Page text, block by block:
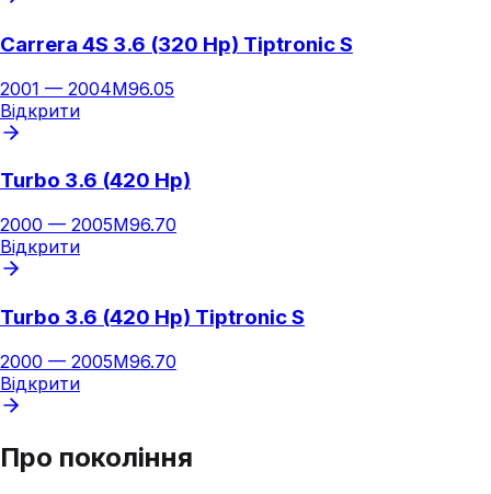
Carrera 4S 3.6 (320 Hp) Tiptronic S
2001 — 2004M96.05
Відкрити
Turbo 3.6 (420 Hp)
2000 — 2005M96.70
Відкрити
Turbo 3.6 (420 Hp) Tiptronic S
2000 — 2005M96.70
Відкрити
Про покоління